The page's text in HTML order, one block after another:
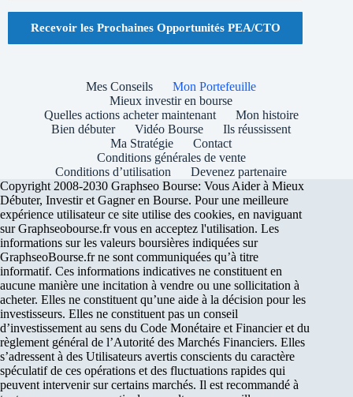
Recevoir les Prochaines Opportunités PEA/CTO
Mes Conseils
Mon Portefeuille
Mieux investir en bourse
Quelles actions acheter maintenant
Mon histoire
Bien débuter
Vidéo Bourse
Ils réussissent
Ma Stratégie
Contact
Conditions générales de vente
Conditions d’utilisation
Devenez partenaire
Copyright 2008-2030 Graphseo Bourse: Vous Aider à Mieux
Débuter, Investir et Gagner en Bourse. Pour une meilleure
expérience utilisateur ce site utilise des cookies, en naviguant
sur Graphseobourse.fr vous en acceptez l'utilisation. Les
informations sur les valeurs boursières indiquées sur
GraphseoBourse.fr ne sont communiquées qu’à titre
informatif. Ces informations indicatives ne constituent en
aucune manière une incitation à vendre ou une sollicitation à
acheter. Elles ne constituent qu’une aide à la décision pour les
investisseurs. Elles ne constituent pas un conseil
d’investissement au sens du Code Monétaire et Financier et du
règlement général de l’Autorité des Marchés Financiers. Elles
s’adressent à des Utilisateurs avertis conscients du caractère
spéculatif de ces opérations et des fluctuations rapides qui
peuvent intervenir sur certains marchés. Il est recommandé à